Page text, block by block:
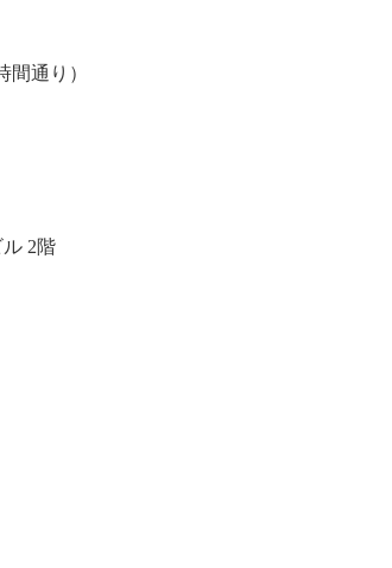
間通り）
2階